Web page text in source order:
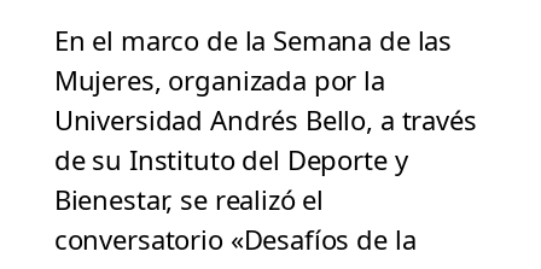
En el marco de la Semana de las
Mujeres, organizada por la
Universidad Andrés Bello, a través
de su Instituto del Deporte y
Bienestar, se realizó el
conversatorio «Desafíos de la